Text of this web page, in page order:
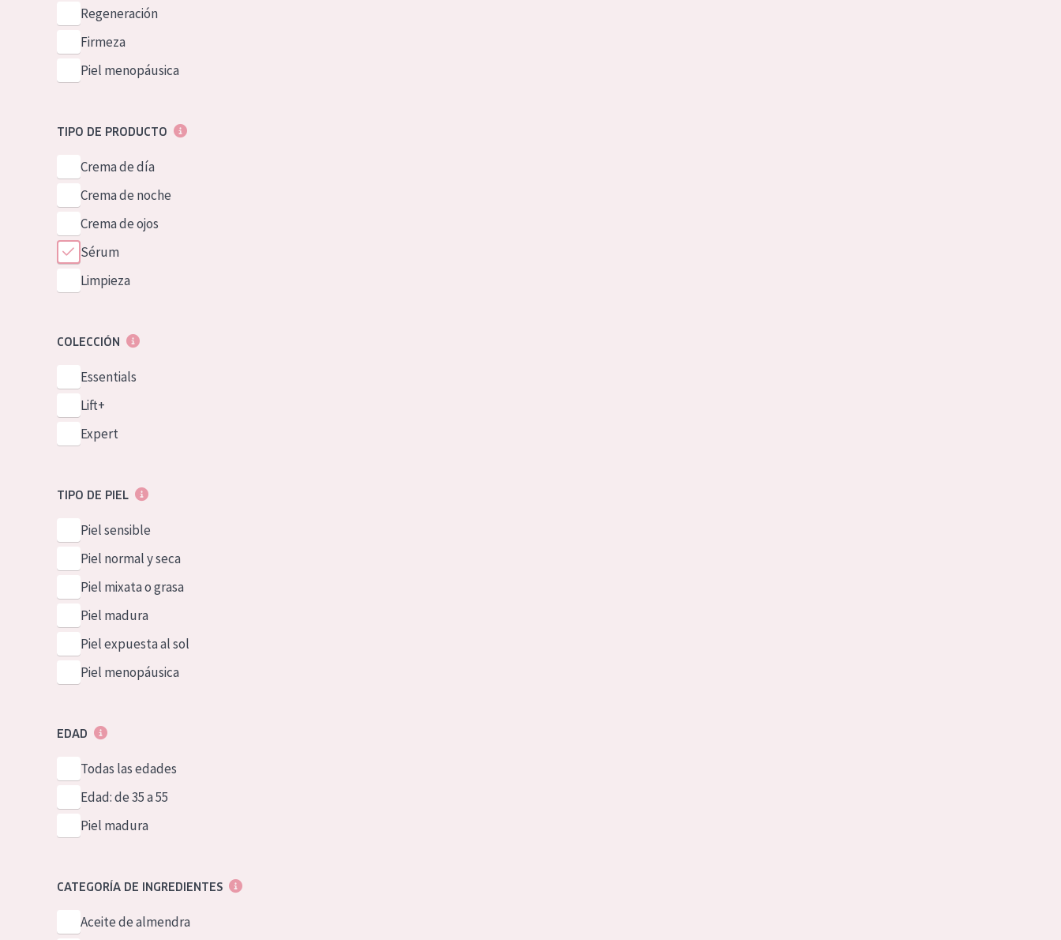
German
Spanish
Greek
Regeneración
Firmeza
Piel menopáusica
TIPO DE PRODUCTO
Crema de día
Crema de noche
Crema de ojos
Sérum
Limpieza
COLECCIÓN
Essentials
Lift+
Expert
TIPO DE PIEL
Piel sensible
Piel normal y seca
Piel mixata o grasa
Piel madura
Piel expuesta al sol
Piel menopáusica
EDAD
Todas las edades
Edad: de 35 a 55
Piel madura
CATEGORÍA DE INGREDIENTES
Aceite de almendra